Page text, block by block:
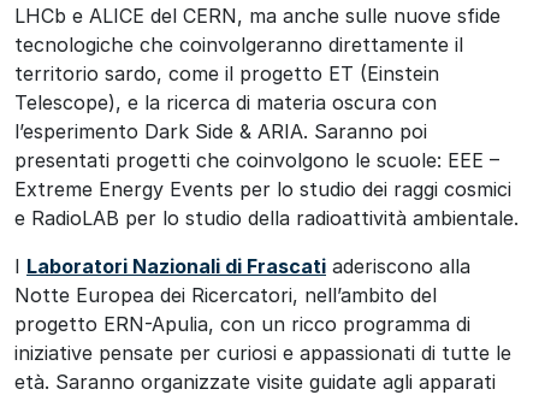
LHCb e ALICE del CERN, ma anche sulle nuove sfide
tecnologiche che coinvolgeranno direttamente il
territorio sardo, come il progetto ET (Einstein
Telescope), e la ricerca di materia oscura con
l’esperimento Dark Side & ARIA. Saranno poi
presentati progetti che coinvolgono le scuole: EEE –
Extreme Energy Events per lo studio dei raggi cosmici
e RadioLAB per lo studio della radioattività ambientale.
I Laboratori Nazionali di Frascati aderiscono alla
Notte Europea dei Ricercatori, nell’ambito del
progetto ERN-Apulia, con un ricco programma di
iniziative pensate per curiosi e appassionati di tutte le
età. Saranno organizzate visite guidate agli apparati